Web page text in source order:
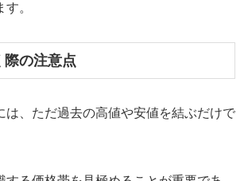
。
際の注意点
は、ただ過去の高値や安値を結ぶだけで